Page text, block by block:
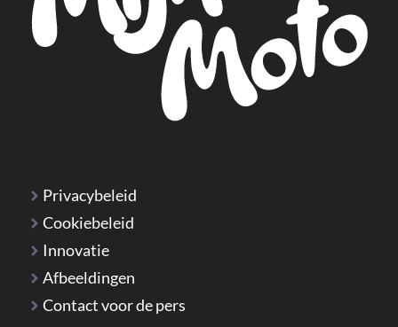
Privacybeleid
Cookiebeleid
Innovatie
Afbeeldingen
Contact voor de pers